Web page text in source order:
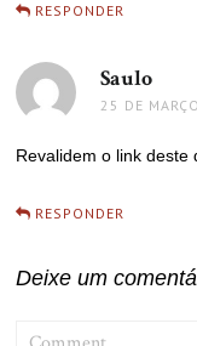
RESPONDER
Saulo
25 DE
Revalidem o link deste
RESPONDER
Deixe um